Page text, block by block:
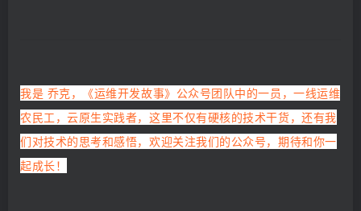
我是 乔克，《运维开发故事》公众号团队中的一员，一线运维
农民工，云原生实践者，这里不仅有硬核的技术干货，还有我
们对技术的思考和感悟，欢迎关注我们的公众号，期待和你一
起成长！